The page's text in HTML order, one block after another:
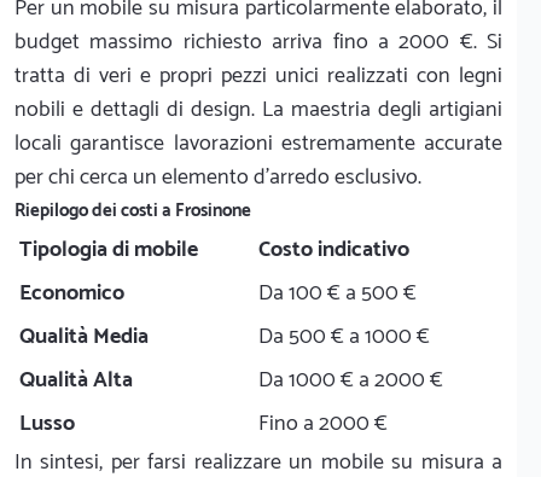
Per un mobile su misura particolarmente elaborato, il
budget massimo richiesto arriva fino a 2000 €. Si
tratta di veri e propri pezzi unici realizzati con legni
nobili e dettagli di design. La maestria degli artigiani
locali garantisce lavorazioni estremamente accurate
per chi cerca un elemento d'arredo esclusivo.
Riepilogo dei costi a Frosinone
Tipologia di mobile
Costo indicativo
Economico
Da 100 € a 500 €
Qualità Media
Da 500 € a 1000 €
Qualità Alta
Da 1000 € a 2000 €
Lusso
Fino a 2000 €
In sintesi, per farsi realizzare un mobile su misura a